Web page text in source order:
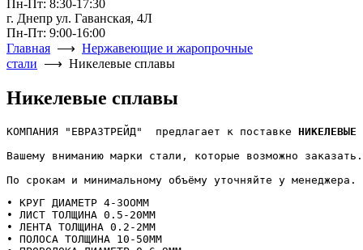
Пн-Пт: 8:30-17:30
г. Днепр ул. Гаванская, 4Л
Пн-Пт: 9:00-16:00
Главная ⟶ Нержавеющие и жаропрочные
стали ⟶ Никелевые сплавы
Никелевые сплавы
КОМПАНИЯ "ЕВРАЗТРЕЙД"  предлагает к поставке
Вашему вниманию марки стали, которые возможно
По срокам и минимальному объёму уточняйте у менеджера.
• КРУГ ДИАМЕТР 4-ЗООММ
• ЛИСТ ТОЛЩИНА 0.5-20ММ
• ЛЕНТА ТОЛЩИНА 0.2-2ММ
• ПОЛОСА ТОЛЩИНА 10-50ММ